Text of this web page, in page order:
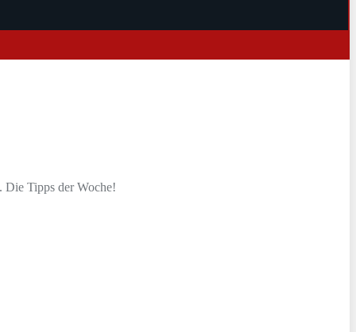
Die Tipps der Woche!